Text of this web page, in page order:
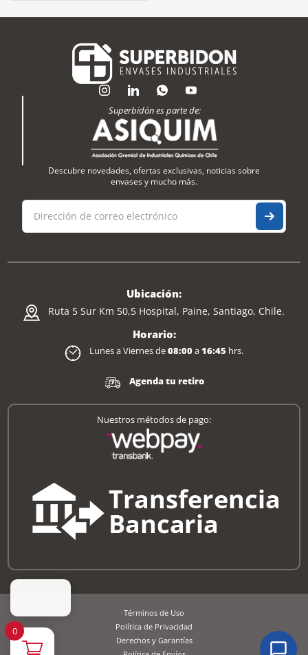
Superbidón es parte de:
Descubre novedades, ofertas exclusivas, noticias sobre
envases y mucho más.
Ubicación:
Ruta 5 Sur Km 50,5 Hospital, Paine, Santiago, Chile.
Horario:
Lunes a Viernes de08:00a16:45 hrs.
Agenda tu retiro
Nuestros métodos de pago:
Términos de Uso
Política de Privacidad
Derechos y Garantías
0